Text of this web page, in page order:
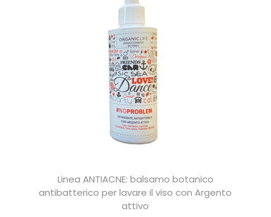
Linea ANTIACNE: balsamo botanico
antibatterico per lavare il viso con Argento
attivo